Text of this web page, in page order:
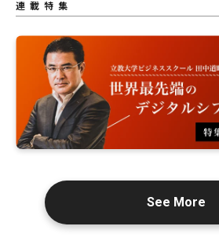
連載特集
See More